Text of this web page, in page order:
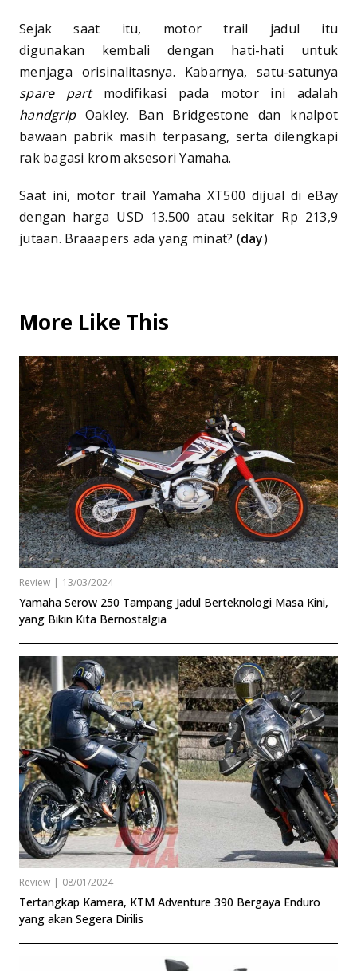
Sejak saat itu, motor trail jadul itu
digunakan kembali dengan hati-hati untuk
menjaga orisinalitasnya. Kabarnya, satu-satunya
spare
partmodifikasi pada motor ini adalah
handgripOakley. Ban Bridgestone dan knalpot
bawaan pabrik masih terpasang, serta dilengkapi
rak bagasi krom aksesori Yamaha.
Saat ini, motor trail Yamaha XT500 dijual di eBay
dengan harga USD 13.500 atau sekitar Rp 213,9
jutaan. Braaapers ada yang minat? (day)
More Like This
Review | 13/03/2024
Yamaha Serow 250 Tampang Jadul Berteknologi Masa Kini,
yang Bikin Kita Bernostalgia
Review | 08/01/2024
Tertangkap Kamera, KTM Adventure 390 Bergaya Enduro
yang akan Segera Dirilis